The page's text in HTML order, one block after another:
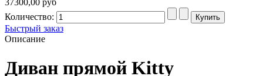
37300,00 руб
Количество:
Быстрый заказ
Описание
Диван прямой Kitty